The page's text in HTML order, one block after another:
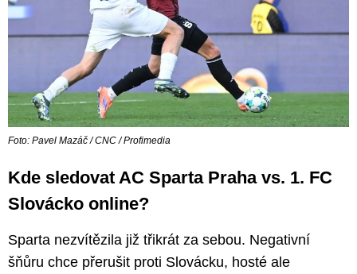
Foto: Pavel Mazáč / CNC / Profimedia
Kde sledovat AC Sparta Praha vs. 1. FC
Slovácko online?
Sparta nezvítězila již třikrát za sebou. Negativní
šňůru chce přerušit proti Slovácku, hosté ale